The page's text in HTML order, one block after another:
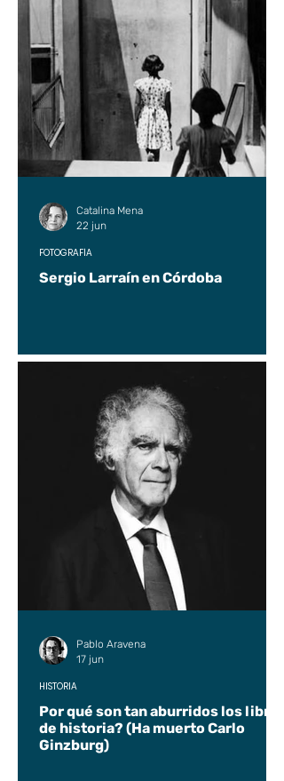
Sergio Larraín en Córdoba
FOTOGRAFÍA
Catalina Mena
22 jun
Por qué son tan aburridos los libros
de historia? (Ha muerto Carlo
Ginzburg)
HISTORIA
Pablo Aravena
17 jun